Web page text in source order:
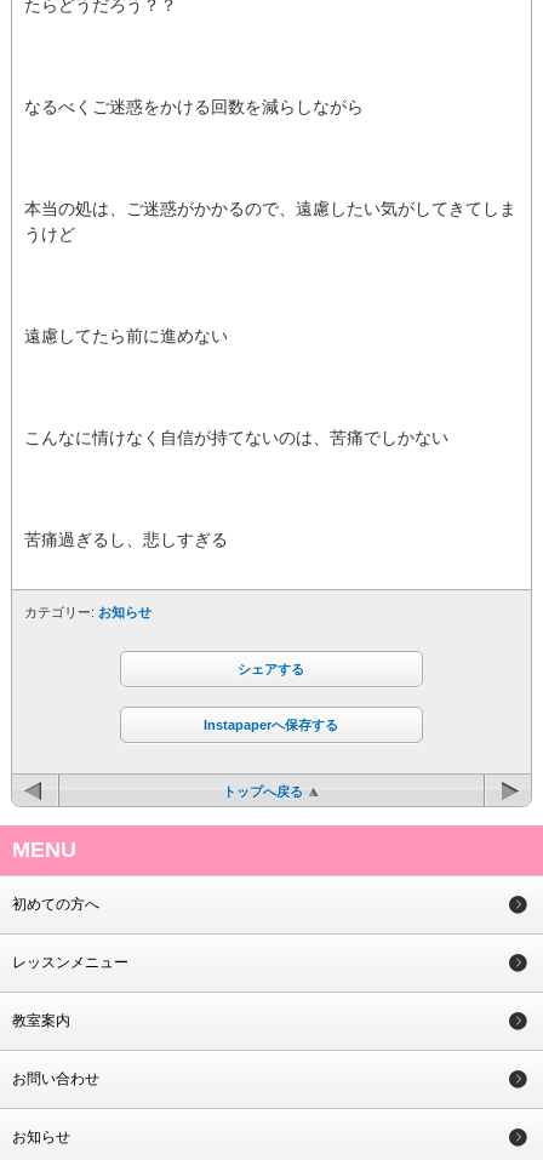
たらどうだろう？？
なるべくご迷惑をかける回数を減らしながら
本当の処は、ご迷惑がかかるので、遠慮したい気がしてきてしま
うけど
遠慮してたら前に進めない
こんなに情けなく自信が持てないのは、苦痛でしかない
苦痛過ぎるし、悲しすぎる
カテゴリー: お知らせ
シェアする
Instapaperへ保存する
トップへ戻る
MENU
初めての方へ
レッスンメニュー
教室案内
お問い合わせ
お知らせ